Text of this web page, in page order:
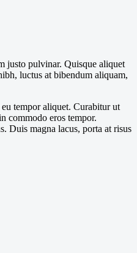
justo pulvinar. Quisque aliquet
luctus at bibendum aliquam,
tempor aliquet. Curabitur ut
commodo eros tempor.
Duis magna lacus, porta at risus